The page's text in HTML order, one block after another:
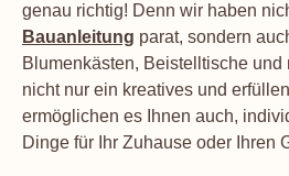
genau richtig! Denn wir haben
Bauanleitung parat, sondern
Blumenkästen, Beistelltische und
nicht nur ein kreatives und
ermöglichen es Ihnen auch,
Dinge für Ihr Zuhause oder Ihren